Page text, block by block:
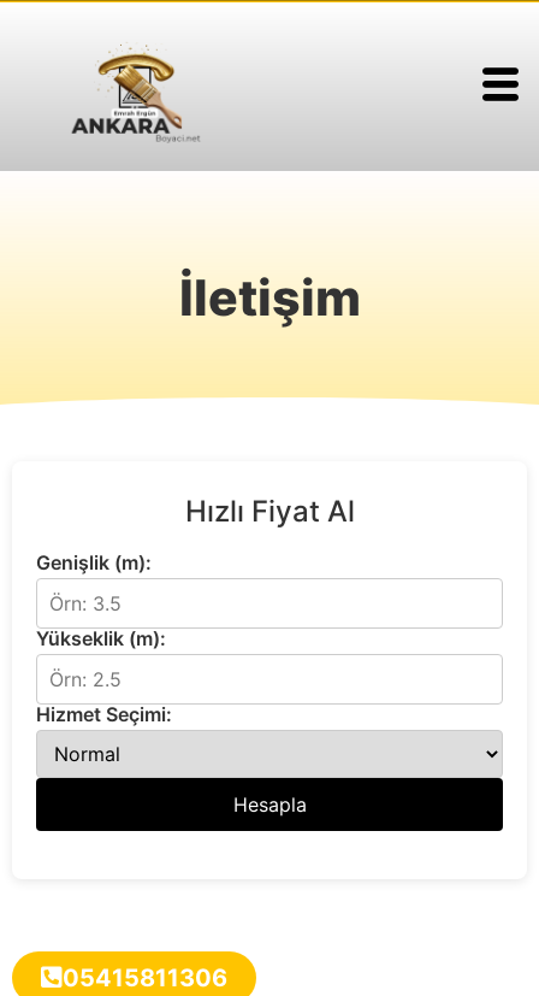
İletişim
Hızlı Fiyat Al
Genişlik (m):
Yükseklik (m):
Hizmet Seçimi:
Hesapla
05415811306